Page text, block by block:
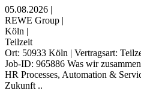
05.08.2026 |
REWE Group |
Köln |
Teilzeit
Ort: 50933 Köln | Vertragsart:
Job-ID: 965886 Was wir
HR Processes, Automation &
Zukunft ..